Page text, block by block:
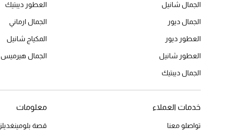
الجمال شانيل
الجمال ديور
العطور ديور
العطور شانيل
الجمال ديبتيك
العطور ديبتيك
الجمال ارماني
المكياج شانيل
الجمال هيرميس
خدمات العملاء
تواصلو معنا
معلومات
قصة بلومينغديلز